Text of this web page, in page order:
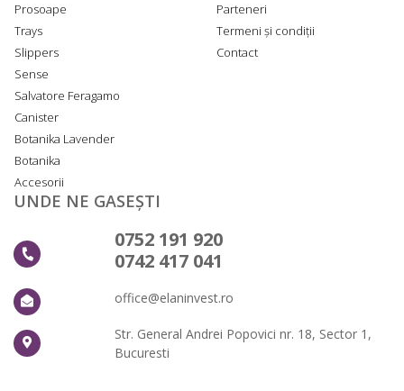
Prosoape
Trays
Slippers
Sense
Salvatore Feragamo
Canister
Botanika Lavender
Botanika
Accesorii
Parteneri
Termeni și condiții
Contact
UNDE NE GASEȘTI
0752 191 920
0742 417 041
office@elaninvest.ro
Str. General Andrei Popovici nr. 18, Sector 1,
Bucuresti